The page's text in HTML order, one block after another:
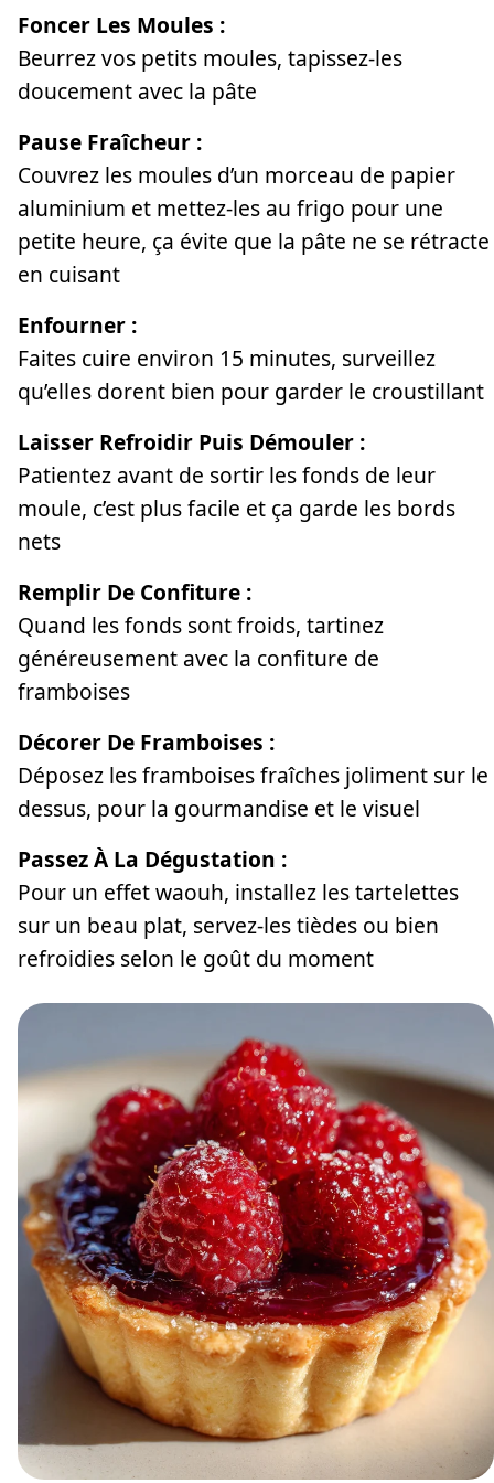
Foncer Les Moules :
Beurrez vos petits moules, tapissez-les
doucement avec la pâte
Pause Fraîcheur :
Couvrez les moules d’un morceau de papier
aluminium et mettez-les au frigo pour une
petite heure, ça évite que la pâte ne se rétracte
en cuisant
Enfourner :
Faites cuire environ 15 minutes, surveillez
qu’elles dorent bien pour garder le croustillant
Laisser Refroidir Puis Démouler :
Patientez avant de sortir les fonds de leur
moule, c’est plus facile et ça garde les bords
nets
Remplir De Confiture :
Quand les fonds sont froids, tartinez
généreusement avec la confiture de
framboises
Décorer De Framboises :
Déposez les framboises fraîches joliment sur le
dessus, pour la gourmandise et le visuel
Passez À La Dégustation :
Pour un effet waouh, installez les tartelettes
sur un beau plat, servez-les tièdes ou bien
refroidies selon le goût du moment